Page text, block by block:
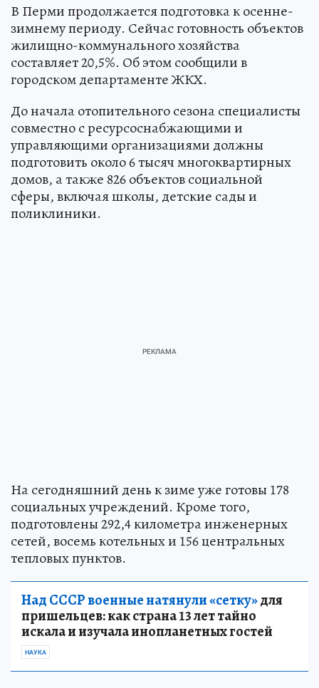
В Перми продолжается подготовка к осенне-
зимнему периоду. Сейчас готовность объектов
жилищно-коммунального хозяйства
составляет 20,5%. Об этом сообщили в
городском департаменте ЖКХ.
До начала отопительного сезона специалисты
совместно с ресурсоснабжающими и
управляющими организациями должны
подготовить около 6 тысяч многоквартирных
домов, а также 826 объектов социальной
сферы, включая школы, детские сады и
поликлиники.
На сегодняшний день к зиме уже готовы 178
социальных учреждений. Кроме того,
подготовлены 292,4 километра инженерных
сетей, восемь котельных и 156 центральных
тепловых пунктов.
Над СССР военные натянули «сетку»для
пришельцев: как страна 13 лет тайно
искала и изучала инопланетных гостей
НАУКА